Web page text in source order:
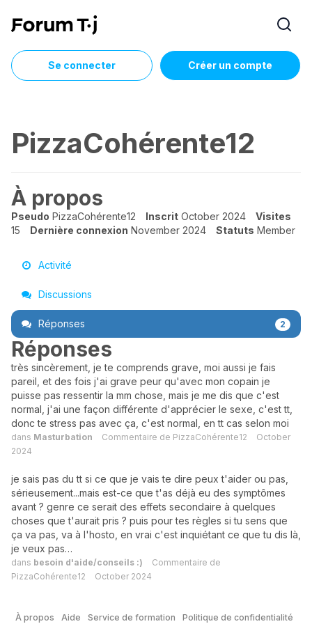
Se connecter Créer un compte
PizzaCohérente12
À propos
Pseudo PizzaCohérente12 Inscrit October 2024
Visites
15
Dernière connexion November 2024 Statuts Member
Activité
Discussions
Réponses 2
Réponses
très sincèrement, je te comprends grave, moi aussi je fais
pareil, et des fois j'ai grave peur qu'avec mon copain je
puisse pas ressentir la mm chose, mais je me dis que c'est
normal, j'ai une façon différente d'apprécier le sexe, c'est tt,
donc te stress pas avec ça, c'est normal, en tt cas selon moi
dans Masturbation Commentaire de PizzaCohérente12
October
2024
je sais pas du tt si ce que je vais te dire peux t'aider ou pas,
sérieusement...mais est-ce que t'as déjà eu des symptômes
avant ? genre ce serait des effets secondaire à quelques
choses que t'aurait pris ? puis pour tes règles si tu sens que
ça va pas, va à l'hosto, en vrai c'est inquiétant ce que tu dis là,
je veux pas…
dans besoin d'aide/conseils :)
Commentaire de
PizzaCohérente12
October 2024
À propos Aide Service de formation Politique de confidentialité